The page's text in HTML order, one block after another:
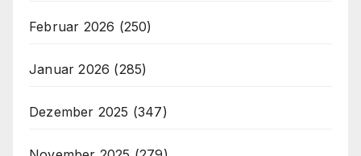
Februar 2026 (250)
Januar 2026 (285)
Dezember 2025 (347)